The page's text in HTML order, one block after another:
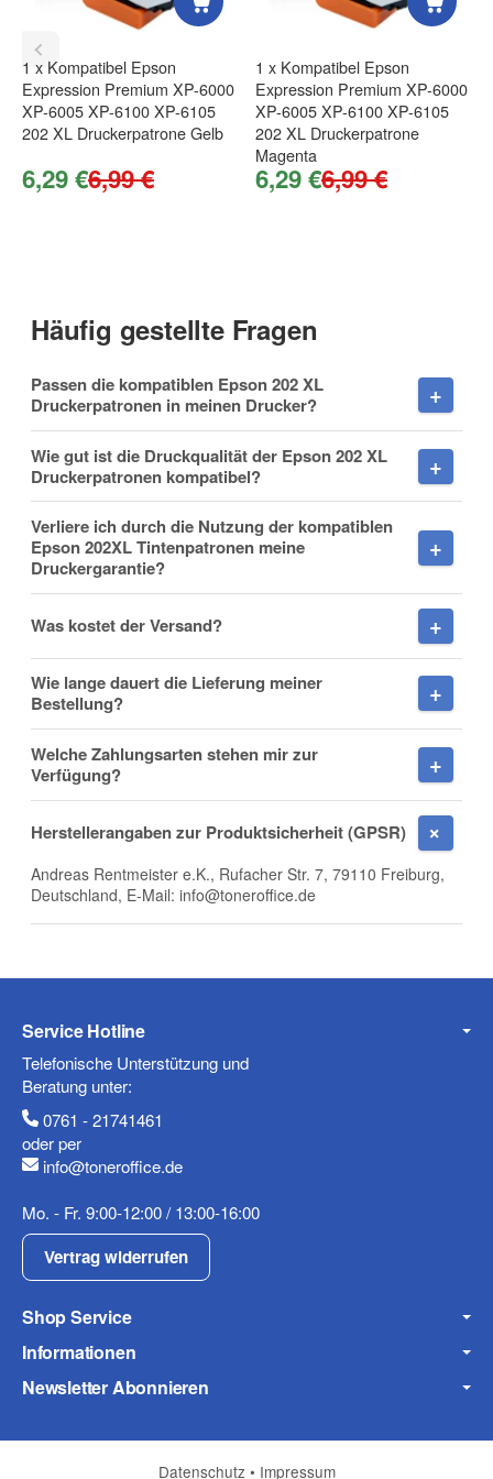
Das Produkt kam schnell an und funktioniert top ich
hatte davor mit anderen Anbietern immer Probleme
mit langen Lieferzeiten und Produkten die nicht
funktionieren jedoch hier beim toneroffice passiert
mir das nicht vielen dank für den super service
Sehr kompetentes Team
Marc , 10.08.2020
Mirre Karl - Heinz , 24.04.2021
Tolles Set
Sehr preisgünstiges Set. Toll, dass man alle Farben gleich
durch eine Bestellung besitzt.
F. Maier., 03.11.2021
Kompatibel Epson Expression Premium XP-6000
XP-6005 XP-6100 XP-6105 202 XL
Funtioniert gut und sehr schnelle Lieferung
, 13.01.2022
Super Qualität!
Die schnelle Lieferung und die Qualität der Patronen hat
mich überzeugt!
Sebastian Groß., 26.10.2022
Adäquater Ersatz für teure Original-
Tintenpatronen
skeptisch. Die Tintenpatronen waren bereits am nächsten
Schwarz gewechselt und der Drucker nimmt die
Tintenpatronen (nach einem Hinweis, dass es keine
Original-Tintenpatronen sind) an. Wenn die restlichen drei
Tintenpatronen auch so problemlos funktionieren, habe ich
eine neue Quelle für günstige Tintenpatronen :-)
Torsten Ziemke. , 08.11.2023
Firma
Telefon
Mobiltelefon
Fax
Frage zum Artikel
Ihre Frage
(* = Pflichtfelder)
Datenschutzerklärung
Frage abschicken
1 x Kompatibel Epson
Expression Premium XP-6000
XP-6005 XP-6100 XP-6105
202 XL Druckerpatrone Gelb
6,29 €6,99 €
1 x Kompatibel Epson
Expression Premium XP-6000
XP-6005 XP-6100 XP-6105
202 XL Druckerpatrone
Magenta
6,29 €6,99 €
Häufig gestellte Fragen
Passen die kompatiblen Epson 202 XL
Druckerpatronen in meinen Drucker?
Wie gut ist die Druckqualität der Epson 202 XL
Druckerpatronen kompatibel?
Verliere ich durch die Nutzung der kompatiblen
Epson 202XL Tintenpatronen meine
Druckergarantie?
Was kostet der Versand?
Wie lange dauert die Lieferung meiner
Bestellung?
Welche Zahlungsarten stehen mir zur
Verfügung?
Herstellerangaben zur Produktsicherheit (GPSR)
Andreas Rentmeister e.K., Rufacher Str. 7, 79110 Freiburg,
Deutschland, E-Mail: info@toneroffice.de
Service Hotline
Telefonische Unterstützung und
Beratung unter:
0761 - 21741461
oder per
info@toneroffice.de
Mo. - Fr. 9:00-12:00 / 13:00-16:00
Vertrag widerrufen
Shop Service
Informationen
Newsletter Abonnieren
Datenschutz • Impressum